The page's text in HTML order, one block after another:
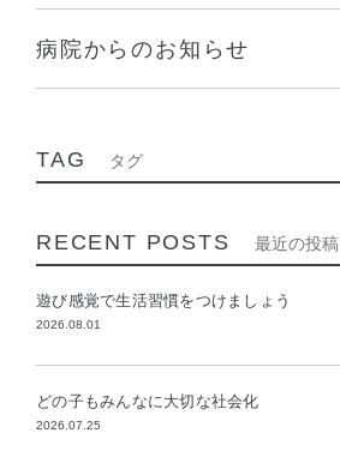
病院からのお知らせ
TAG タグ
RECENT POSTS 最近の投稿
遊び感覚で生活習慣をつけましょう
2026.08.01
どの子もみんなに大切な社会化
2026.07.25